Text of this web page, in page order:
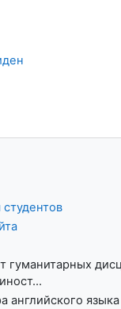
гуманитарных
английского